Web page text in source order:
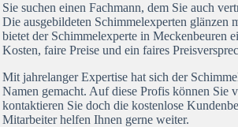
Sie suchen einen Fachmann, dem Sie auch
Die ausgebildeten Schimmelexperten glänzen
bietet der Schimmelexperte in Meckenbeuren
Kosten, faire Preise und ein faires
Mit jahrelanger Expertise hat sich der
Namen gemacht. Auf diese Profis können Sie
kontaktieren Sie doch die kostenlose
Mitarbeiter helfen Ihnen gerne weiter.